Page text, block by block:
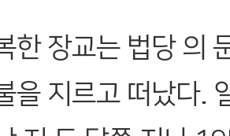
한 장교는 법당 의
을 지르고 떠났다.